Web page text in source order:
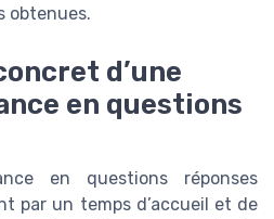
obtenues.
d’une
en questions
en questions réponses
par un temps d’accueil et de